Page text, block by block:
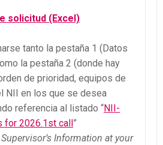
solicitud (Excel)
tanto la pestaña 1 (Datos
la pestaña 2 (donde hay
de prioridad, equipos de
NII en los que se desea
referencia al listado “NII-
for 2026.1st call”
Information at your